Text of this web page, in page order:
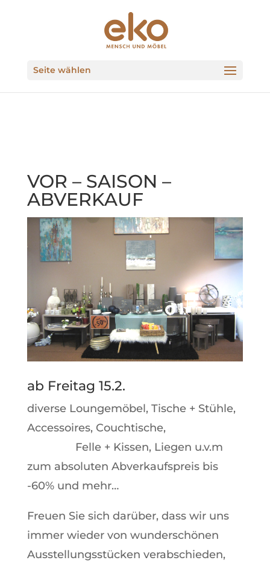
Seite wählen
VOR – SAISON –
ABVERKAUF
ab Freitag 15.2.
diverse Loungemöbel, Tische + Stühle,
Accessoires, Couchtische,
Felle + Kissen, Liegen u.v.m
zum absoluten Abverkaufspreis bis
-60% und mehr…
Freuen Sie sich darüber, dass wir uns
immer wieder von wunderschönen
Ausstellungsstücken verabschieden,